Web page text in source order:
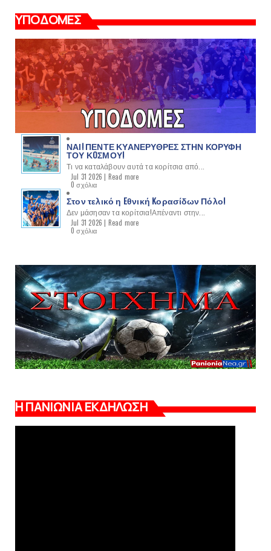
ΥΠΟΔΟΜΕΣ
ΝΑΙ! ΠΕΝΤΕ ΚΥΑΝΕΡΥΘΡΕΣ ΣΤΗΝ ΚΟΡΥΦΗ
ΤΟΥ ΚOΣΜΟΥ!
Τι να καταλάβουν αυτά τα κορίτσια από...
Jul 31 2026 | Read more
0 σχόλια
Στον τελικό η Eθνική Kορασίδων Πόλο!
Δεν μάσησαν τα κορίτσια!Απέναντι στην...
Jul 31 2026 | Read more
0 σχόλια
Η ΠΑΝΙΩΝΙΑ ΕΚΔΗΛΩΣΗ